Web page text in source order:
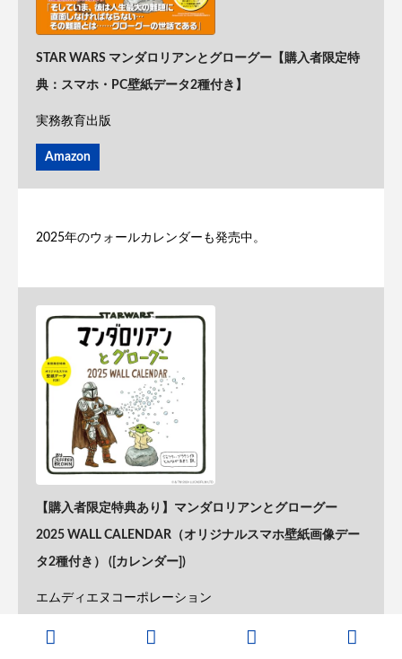
STAR WARS マンダロリアンとグローグー【購入者限定特
典：スマホ・PC壁紙データ2種付き】
実務教育出版
Amazon
2025年のウォールカレンダーも発売中。
【購入者限定特典あり】マンダロリアンとグローグー
2025 WALL CALENDAR（オリジナルスマホ壁紙画像デー
タ2種付き） ([カレンダー])
エムディエヌコーポレーション
Amazon